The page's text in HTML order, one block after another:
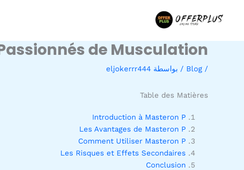
de Musculation
/
Blog / بواسطة eljokerrr444
Table des Matières
Introduction à Masteron P
Les Avantages de Masteron P
Comment Utiliser Masteron P
Les Risques et Effets Secondaires
Conclusion